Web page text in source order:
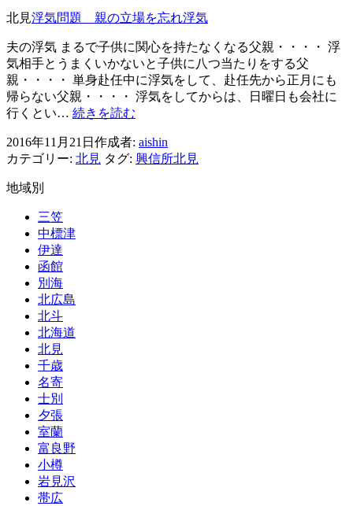
リ
ク
育
費
を
支
払
せ
る
北見浮気問題 親の立場を忘れ浮気
夫の浮気 まるで子供に関心を持たなくなる父親・・・・ 浮
気相手とうまくいかないと子供に八つ当たりをする父
親・・・・ 単身赴任中に浮気をして、赴任先から正月にも
帰らない父親・・・・ 浮気をしてからは、日曜日も会社に
行くとい… 続きを読む
問
題
2016年11月21日 作成者: aishin
カテゴリー: 北見 タグ: 興信所北見
地域別
三笠
中標津
伊達
函館
別海
北広島
北斗
北海道
北見
千歳
名寄
士別
夕張
室蘭
富良野
小樽
岩見沢
帯広